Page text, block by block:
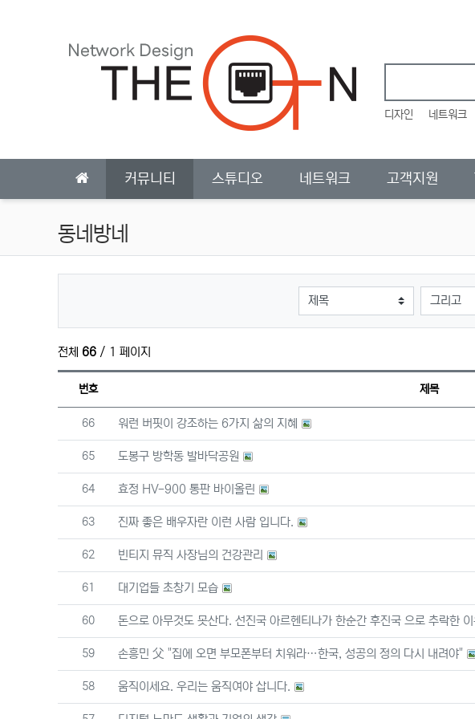
디자인 네트워크
커뮤니티 스튜디오 네트워크 고객지원
동네방네
검색대상
전체 66 / 1 페이지
번호 제목
번호
66 워런 버핏이 강조하는 6가지 삶의 지혜
번호
65 도봉구 방학동 발바닥공원
번호
64 효정 HV-900 통판 바이올린
번호
63 진짜 좋은 배우자란 이런 사람 입니다.
번호
62 빈티지 뮤직 사장님의 건강관리
번호
61 대기업들 초창기 모습
번호
60 돈으로 아무것도 못산다. 선진국 아르헨티나가 한순간 후진국 으로 추락한
번호
59 손흥민 父 "집에 오면 부모폰부터 치워라…한국, 성공의 정의 다시 내려야"
번호
58 움직이세요. 우리는 움직여야 삽니다.